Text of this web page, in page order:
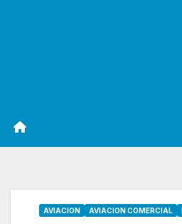
AVIACION AVIACION COMERCIAL